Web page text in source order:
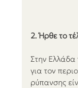
2. Ήρθε το
Στην Ελλάδα
για τον
ρύπανσης